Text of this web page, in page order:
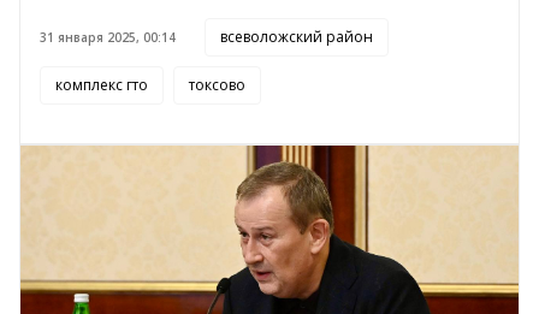
31 января 2025, 00:14 всеволожский район
комплекс гто токсово